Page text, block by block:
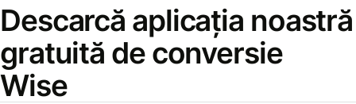
Descarcă aplicația noastră
gratuită de conversie
Wise